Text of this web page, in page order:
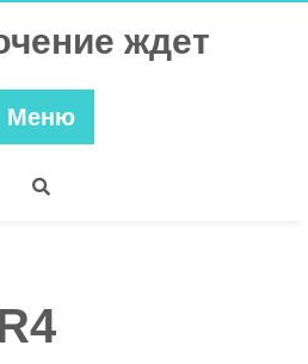
ждет
Меню